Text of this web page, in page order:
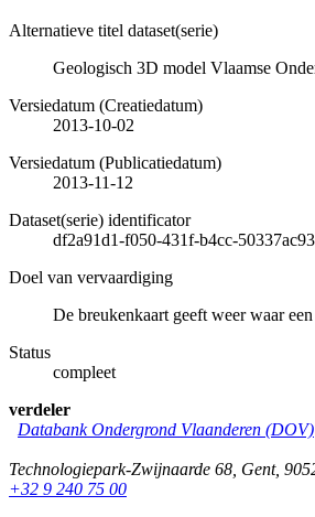
Alternatieve titel dataset(serie)
Geologisch 3D model Vlaamse
Versiedatum (Creatiedatum)
2013-10-02
Versiedatum (Publicatiedatum)
2013-11-12
Dataset(serie) identificator
df2a91d1-f050-431f-b4cc-
Doel van vervaardiging
De breukenkaart geeft weer waar
Status
compleet
verdeler
Databank Ondergrond Vlaanderen (DOV)
Technologiepark-Zwijnaarde 68 Gent,
+32 9 240 75 00